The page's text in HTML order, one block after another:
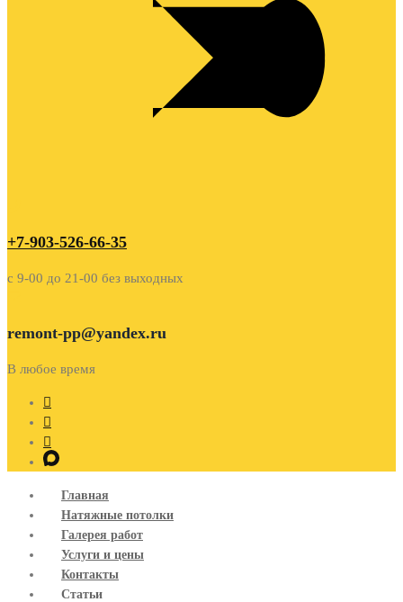
+7-903-526-66-35
c 9-00 до 21-00 без выходных
remont-pp@yandex.ru
В любое время
Главная
Натяжные потолки
Галерея работ
Услуги и цены
Контакты
Статьи